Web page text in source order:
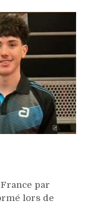
par
lors de